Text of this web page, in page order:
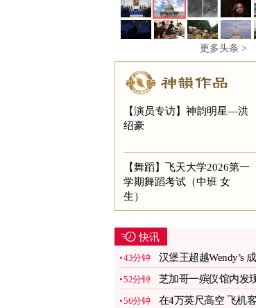
更多头条 >
【演员专访】神韵明星—洪
绍豪
【舞蹈】飞天大学2026第一
学期舞蹈考试（中班 女
生）
快讯
43分钟
汉堡王超越Wendy’s
堡连锁店 图
52分钟 芝加哥一殡仪馆内发
图
56分钟
在4万英尺高空 飞机